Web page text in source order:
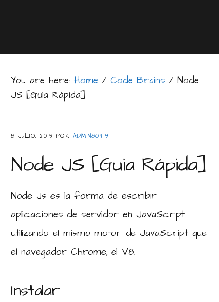
You are here:Home / Code Brains / Node
JS [Guia Rápida]
8 JULIO, 2019 POR ADMIN8049
Node JS [Guia Rápida]
Node Js es la forma de escribir
aplicaciones de servidor en JavaScript
utilizando el mismo motor de JavaScript que
el navegador Chrome, el V8.
Instalar